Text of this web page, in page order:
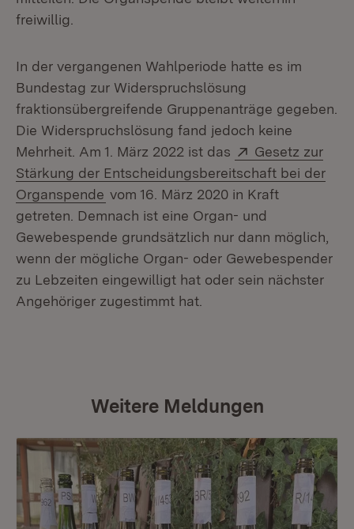
freiwillig.
In der vergangenen Wahlperiode hatte es im
Bundestag zur Widerspruchslösung
fraktionsübergreifende Gruppenanträge gegeben.
Die Widerspruchslösung fand jedoch keine
Mehrheit. Am 1. März 2022 ist das
Extern:
Gesetz zur
Stärkung der Entscheidungsbereitschaft bei der
Organspende (Öffnet in neuem Fenster)
vom 16. März 2020 in Kraft
getreten. Demnach ist eine Organ- und
Gewebespende grundsätzlich nur dann möglich,
wenn der mögliche Organ- oder Gewebespender
zu Lebzeiten eingewilligt hat oder sein nächster
Angehöriger zugestimmt hat.
Weitere Meldungen